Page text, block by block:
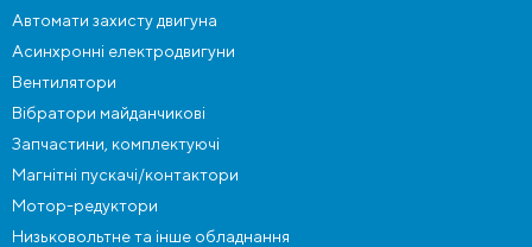
Автомати захисту двигуна
Асинхронні електродвигуни
Вентилятори
Вібратори майданчикові
Запчастини, комплектуючі
Магнітні пускачі/контактори
Мотор-редуктори
Низьковольтне та інше обладнання